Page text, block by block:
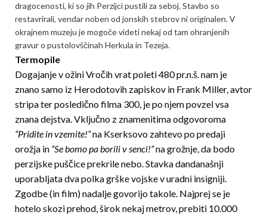
dragocenosti, ki so jih Perzijci pustili za seboj. Stavbo so
restavrirali, vendar noben od jonskih stebrov ni originalen. V
okrajnem muzeju je mogoče videti nekaj od tam ohranjenih
gravur o pustolovščinah Herkula in Tezeja.
Termopile
Dogajanje v ožini Vročih vrat poleti 480 pr.n.š. nam je
znano samo iz Herodotovih zapiskov in Frank Miller, avtor
stripa ter posledično filma 300, je po njem povzel vsa
znana dejstva. Vključno z znamenitima odgovoroma
“Pridite in vzemite!”na Kserksovo zahtevo po predaji
orožja in “Se bomo pa borili v senci!”na grožnje, da bodo
perzijske puščice prekrile nebo. Stavka dandanašnji
uporabljata dva polka grške vojske v uradni insigniji.
Zgodbe (in film) nadalje govorijo takole. Najprej se je
hotelo skozi prehod, širok nekaj metrov, prebiti 10.000